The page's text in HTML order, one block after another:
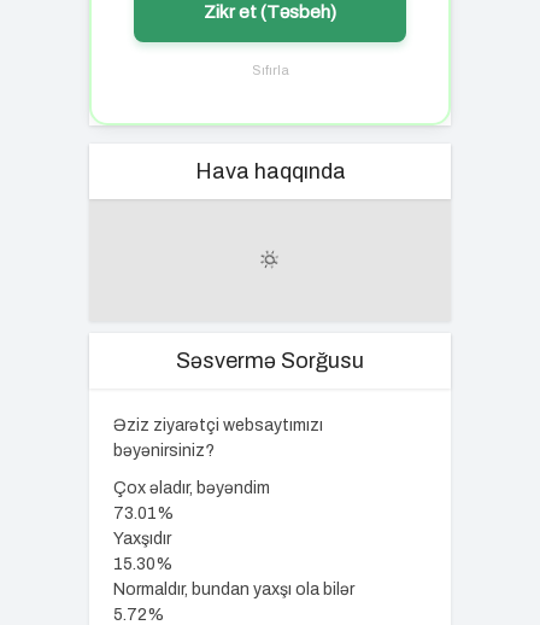
Zikr et (Təsbeh)
Sıfırla
Hava haqqında
Səsvermə Sorğusu
Əziz ziyarətçi websaytımızı
bəyənirsiniz?
Çox əladır, bəyəndim
73.01%
Yaxşıdır
15.30%
Normaldır, bundan yaxşı ola bilər
5.72%